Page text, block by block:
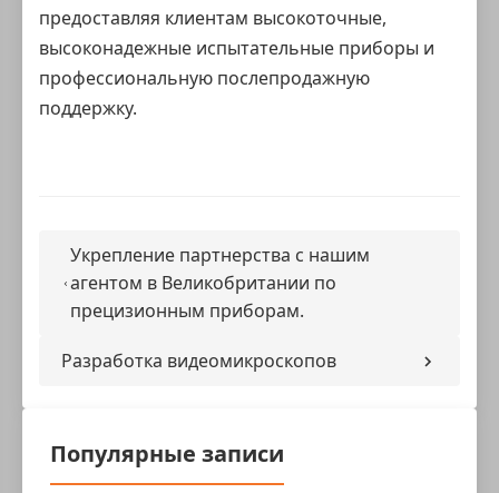
предоставляя клиентам высокоточные,
высоконадежные испытательные приборы и
профессиональную послепродажную
поддержку.
Укрепление партнерства с нашим
агентом в Великобритании по
прецизионным приборам.
Разработка видеомикроскопов
Популярные записи